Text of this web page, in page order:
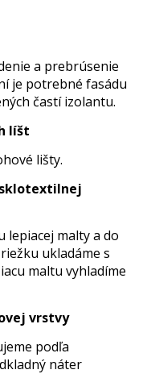
a prebrúsenie
je potrebné fasádu
častí izolantu.
líšt
lišty.
lepiacej malty a do
ukladáme s
maltu vyhladíme
vrstvy
podľa
náter